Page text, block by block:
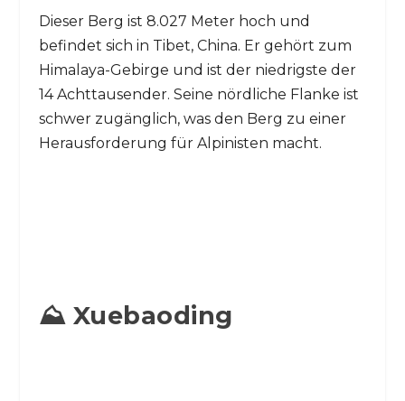
Dieser Berg ist 8.027 Meter hoch und
befindet sich in Tibet, China. Er gehört zum
Himalaya-Gebirge und ist der niedrigste der
14 Achttausender. Seine nördliche Flanke ist
schwer zugänglich, was den Berg zu einer
Herausforderung für Alpinisten macht.
⛰️ Xuebaoding